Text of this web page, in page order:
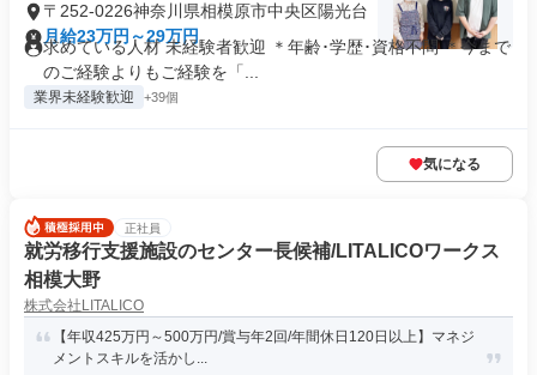
〒252-0226神奈川県相模原市中央区陽光台
月給23万円～29万円
求めている人材 未経験者歓迎 ＊年齢･学歴･資格不問 ＊今まで
のご経験よりもご経験を「...
業界未経験歓迎 +39個
気になる
正社員
就労移行支援施設のセンター長候補/LITALICOワークス
相模大野
株式会社LITALICO
【年収425万円～500万円/賞与年2回/年間休日120日以上】マネジ
メントスキルを活かし...